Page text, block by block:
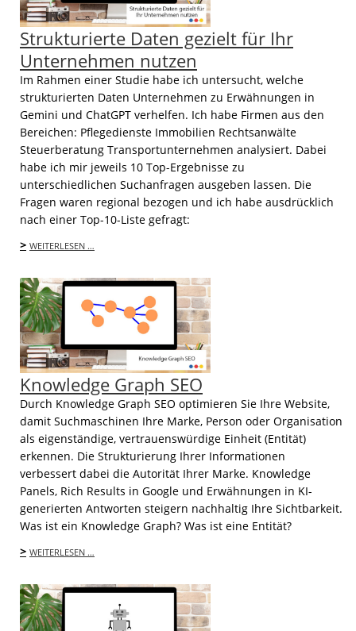
Strukturierte Daten gezielt für Ihr
Unternehmen nutzen
Im Rahmen einer Studie habe ich untersucht, welche
strukturierten Daten Unternehmen zu Erwähnungen in
Gemini und ChatGPT verhelfen. Ich habe Firmen aus den
Bereichen: Pflegedienste Immobilien Rechtsanwälte
Steuerberatung Transportunternehmen analysiert. Dabei
habe ich mir jeweils 10 Top-Ergebnisse zu
unterschiedlichen Suchanfragen ausgeben lassen. Die
Fragen waren regional bezogen und ich habe ausdrücklich
nach einer Top-10-Liste gefragt:
> WEITERLESEN …
Knowledge Graph SEO
Durch Knowledge Graph SEO optimieren Sie Ihre Website,
damit Suchmaschinen Ihre Marke, Person oder Organisation
als eigenständige, vertrauenswürdige Einheit (Entität)
erkennen. Die Strukturierung Ihrer Informationen
verbessert dabei die Autorität Ihrer Marke. Knowledge
Panels, Rich Results in Google und Erwähnungen in KI-
generierten Antworten steigern nachhaltig Ihre Sichtbarkeit.
Was ist ein Knowledge Graph? Was ist eine Entität?
> WEITERLESEN …